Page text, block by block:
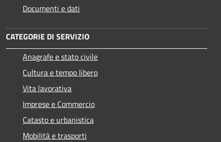
Documenti e dati
CATEGORIE DI SERVIZIO
Anagrafe e stato civile
Cultura e tempo libero
Vita lavorativa
Imprese e Commercio
Catasto e urbanistica
Mobilità e trasporti